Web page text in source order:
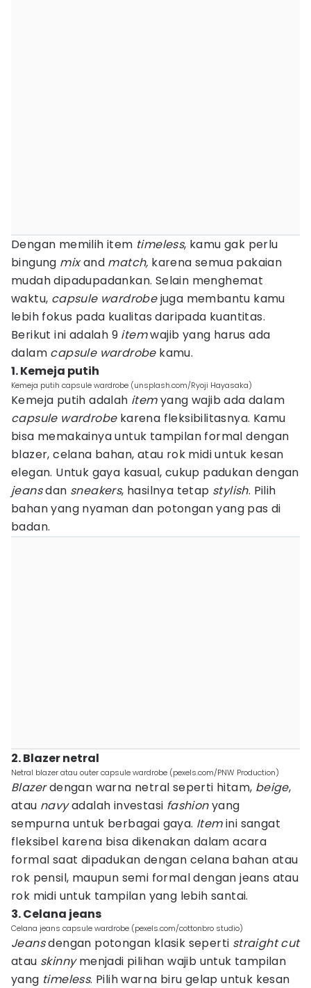
Dengan memilih item timeless, kamu gak perlu
bingung mixand match, karena semua pakaian
mudah dipadupadankan. Selain menghemat
waktu, capsule wardrobejuga membantu kamu
lebih fokus pada kualitas daripada kuantitas.
Berikut ini adalah 9 itemwajib yang harus ada
dalam capsule wardrobekamu.
1. Kemeja putih
Kemeja putih capsule wardrobe (unsplash.com/Ryoji Hayasaka)
Kemeja putih adalah itemyang wajib ada dalam
capsule wardrobekarena fleksibilitasnya. Kamu
bisa memakainya untuk tampilan formal dengan
blazer, celana bahan, atau rok midi untuk kesan
elegan. Untuk gaya kasual, cukup padukan dengan
jeansdan sneakers, hasilnya tetap stylish. Pilih
bahan yang nyaman dan potongan yang pas di
badan.
2. Blazer netral
Netral blazer atau outer capsule wardrobe (pexels.com/PNW Production)
Blazerdengan warna netral seperti hitam, beige,
atau navyadalah investasi fashionyang
sempurna untuk berbagai gaya. Itemini sangat
fleksibel karena bisa dikenakan dalam acara
formal saat dipadukan dengan celana bahan atau
rok pensil, maupun semi formal dengan jeans atau
rok midi untuk tampilan yang lebih santai.
3. Celana jeans
Celana jeans capsule wardrobe (pexels.com/cottonbro studio)
Jeansdengan potongan klasik seperti straight cut
atau skinnymenjadi pilihan wajib untuk tampilan
yang timeless. Pilih warna biru gelap untuk kesan